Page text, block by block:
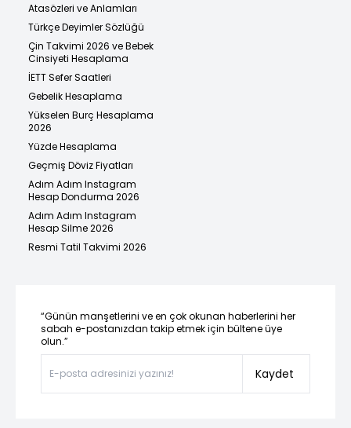
Atasözleri ve Anlamları
Türkçe Deyimler Sözlüğü
Çin Takvimi 2026 ve Bebek
Cinsiyeti Hesaplama
İETT Sefer Saatleri
Gebelik Hesaplama
Yükselen Burç Hesaplama
2026
Yüzde Hesaplama
Geçmiş Döviz Fiyatları
Adım Adım Instagram
Hesap Dondurma 2026
Adım Adım Instagram
Hesap Silme 2026
Resmi Tatil Takvimi 2026
“Günün manşetlerini ve en çok okunan haberlerini her
sabah e-postanızdan takip etmek için bültene üye
olun.”
Kaydet